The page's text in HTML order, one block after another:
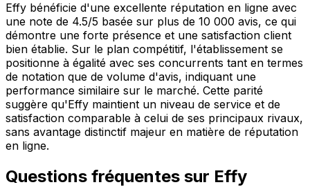
Effy bénéficie d'une excellente réputation en ligne avec
une note de 4.5/5 basée sur plus de 10 000 avis, ce qui
démontre une forte présence et une satisfaction client
bien établie. Sur le plan compétitif, l'établissement se
positionne à égalité avec ses concurrents tant en termes
de notation que de volume d'avis, indiquant une
performance similaire sur le marché. Cette parité
suggère qu'Effy maintient un niveau de service et de
satisfaction comparable à celui de ses principaux rivaux,
sans avantage distinctif majeur en matière de réputation
en ligne.
Questions fréquentes sur Effy